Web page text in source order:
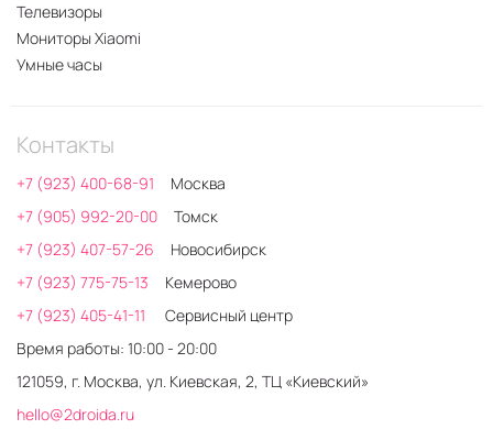
Телевизоры
Мониторы Xiaomi
Умные часы
Контакты
+7 (923) 400-68-91
Москва
+7 (905) 992-20-00
Томск
+7 (923) 407-57-26
Новосибирск
+7 (923) 775-75-13
Кемерово
+7 (923) 405-41-11
Сервисный центр
Время работы: 10:00 - 20:00
121059, г. Москва, ул. Киевская, 2, ТЦ «Киевский»
hello@2droida.ru